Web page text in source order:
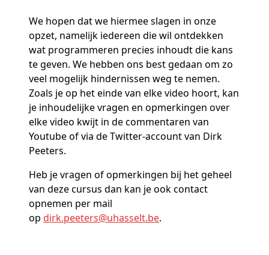
We hopen dat we hiermee slagen in onze
opzet, namelijk iedereen die wil ontdekken
wat programmeren precies inhoudt die kans
te geven. We hebben ons best gedaan om zo
veel mogelijk hindernissen weg te nemen.
Zoals je op het einde van elke video hoort, kan
je inhoudelijke vragen en opmerkingen over
elke video kwijt in de commentaren van
Youtube of via de Twitter-account van Dirk
Peeters.
Heb je vragen of opmerkingen bij het geheel
van deze cursus dan kan je ook contact
opnemen per mail
op dirk.peeters@uhasselt.be.